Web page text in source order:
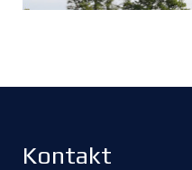
Kontakt